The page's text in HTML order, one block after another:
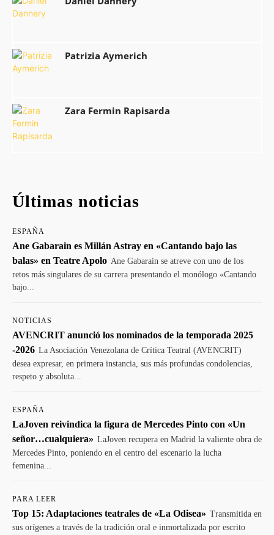
Patrizia Aymerich
Zara Fermin Rapisarda
Últimas noticias
ESPAÑA
Ane Gabarain es Millán Astray en «Cantando bajo las
balas» en Teatre Apolo Ane Gabarain se atreve con uno de los
retos más singulares de su carrera presentando el monólogo «Cantando
bajo...
NOTICIAS
AVENCRIT anunció los nominados de la temporada 2025
-2026 La Asociación Venezolana de Crítica Teatral (AVENCRIT)
desea expresar, en primera instancia, sus más profundas condolencias,
respeto y absoluta...
ESPAÑA
LaJoven reivindica la figura de Mercedes Pinto con «Un
señor…cualquiera» LaJoven recupera en Madrid la valiente obra de
Mercedes Pinto, poniendo en el centro del escenario la lucha
femenina...
PARA LEER
Top 15: Adaptaciones teatrales de «La Odisea» Transmitida en
sus orígenes a través de la tradición oral e inmortalizada por escrito